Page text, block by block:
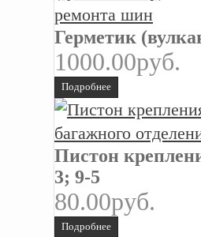
Герметик
1000.00руб.
Подробнее
Пистон
3; 9-5
80.00руб.
Подробнее